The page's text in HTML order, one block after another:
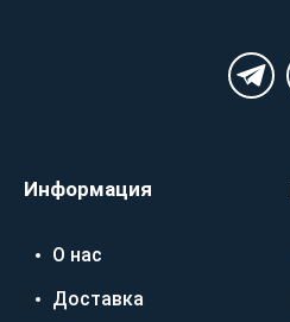
Информация
О нас
Доставка